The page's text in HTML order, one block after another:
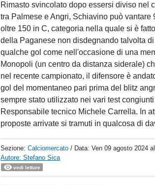
Rimasto svincolato dopo essersi diviso nel
tra Palmese e Angri, Schiavino può vantare
oltre 150 in C, categoria nella quale si è
della Paganese non disdegnando talvolta
qualche gol come nell'occasione di una
Monopoli (un centro da distanza siderale)
nel recente campionato, il difensore è
gol del momentaneo pari prima del blitz
sempre stato utilizzato nei vari test
Responsabile tecnico Michele Carrella. In
proposte arrivate si tramuti in qualcosa di
Sezione:Calciomercato / Data:Ven 09 agosto 2024
Autore: Stefano Sica
vedi letture